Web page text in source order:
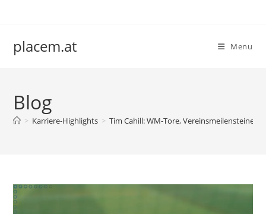
placem.at Menu
Blog
> Karriere-Highlights > Tim Cahill: WM-Tore, Vereinsmeilensteine,